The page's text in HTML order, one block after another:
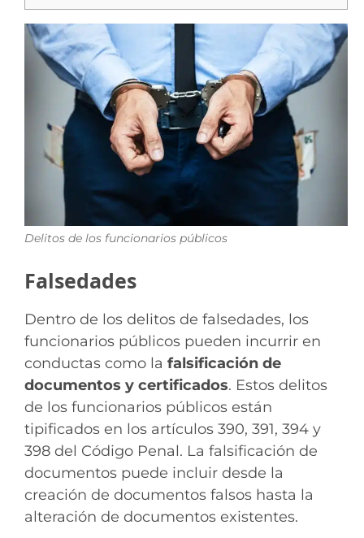
Delitos de los funcionarios públicos
Falsedades
Dentro de los delitos de falsedades, los
funcionarios públicos pueden incurrir en
conductas como la falsificación de
documentos y certificados. Estos delitos
de los funcionarios públicos están
tipificados en los artículos 390, 391, 394 y
398 del Código Penal. La falsificación de
documentos puede incluir desde la
creación de documentos falsos hasta la
alteración de documentos existentes.